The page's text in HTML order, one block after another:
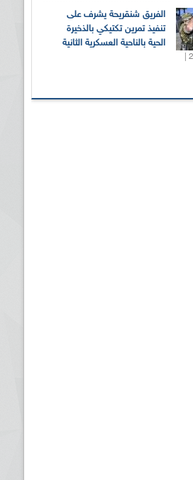
الفريق شنقريحة يشرف على
تنفيذ تمرين تكتيكي بالذخيرة
الحية بالناحية العسكرية الثانية